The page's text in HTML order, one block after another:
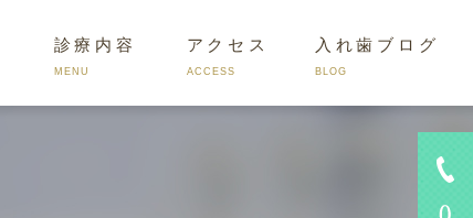
診療内容
MENU
アクセス
ACCESS
入れ歯ブログ
BLOG